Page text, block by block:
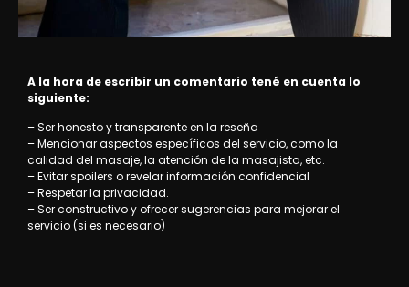
A la hora de escribir un comentario tené en cuenta lo
siguiente:
– Ser honesto y transparente en la reseña
– Mencionar aspectos específicos del servicio, como la
calidad del masaje, la atención de la masajista, etc.
– Evitar spoilers o revelar información confidencial
– Respetar la privacidad.
– Ser constructivo y ofrecer sugerencias para mejorar el
servicio (si es necesario)